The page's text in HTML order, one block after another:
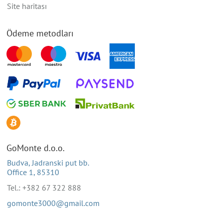
Site haritası
Ödeme metodları
GoMonte d.o.o.
Budva, Jadranski put bb.
Office 1, 85310
Tel.: +382 67 322 888
gomonte3000@gmail.com